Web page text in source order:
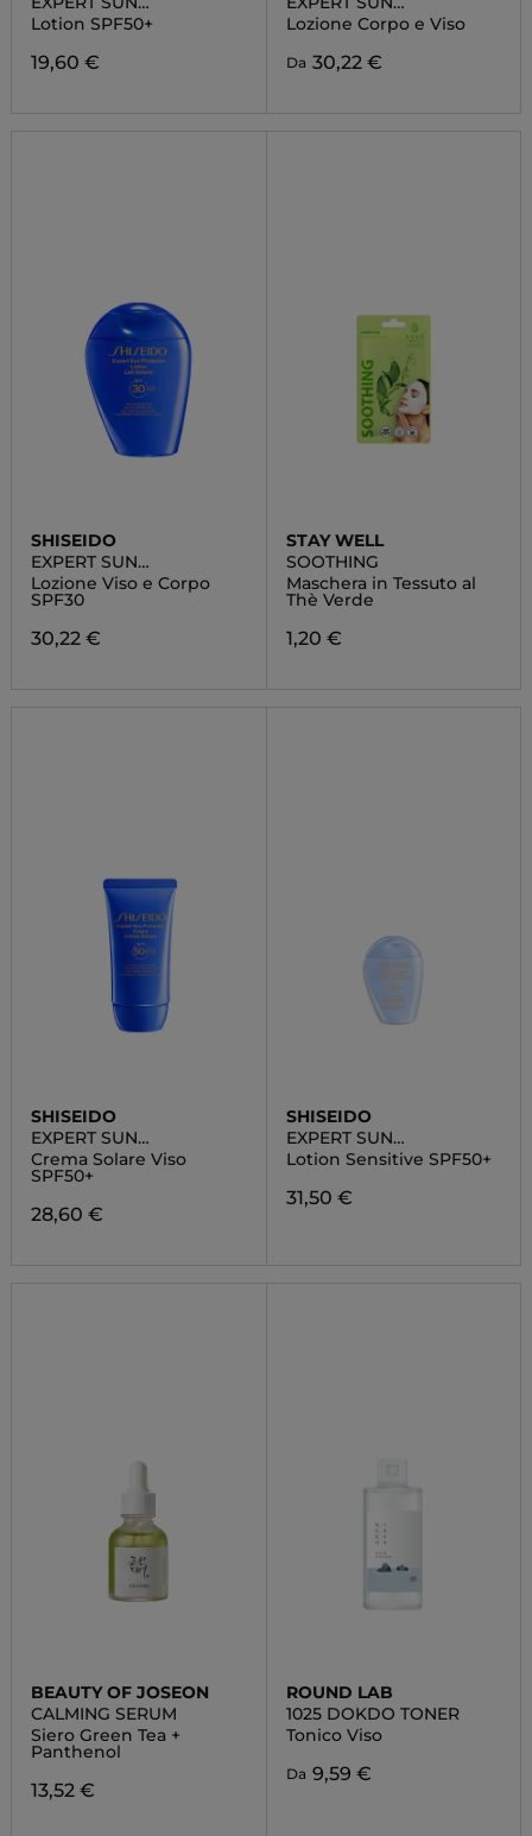
PROTECTOR
Lotion SPF50+
19,60 €
PROTECTOR
Lozione Corpo e Viso
Da 30,22 €
SHISEIDO
EXPERT SUN
PROTECTOR
Lozione Viso e Corpo
SPF30
30,22 €
STAY WELL
SOOTHING
Maschera in Tessuto al
Thè Verde
1,20 €
SHISEIDO
EXPERT SUN
PROTECTOR
Crema Solare Viso
SPF50+
28,60 €
SHISEIDO
EXPERT SUN
PROTECTOR
Lotion Sensitive SPF50+
31,50 €
BEAUTY OF JOSEON
CALMING SERUM
Siero Green Tea +
Panthenol
13,52 €
ROUND LAB
1025 DOKDO TONER
Tonico Viso
Da 9,59 €